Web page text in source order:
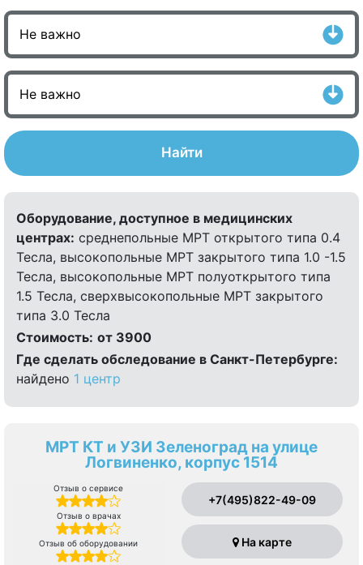
Найти
Оборудование, доступное в медицинских
центрах: среднепольные МРТ открытого типа 0.4
Тесла, высокопольные МРТ закрытого типа 1.0 -1.5
Тесла, высокопольные МРТ полуоткрытого типа
1.5 Тесла, сверхвысокопольные МРТ закрытого
типа 3.0 Тесла
Стоимость: от 3900
Где сделать обследование в Санкт-Петербурге:
найдено 1 центр
МРТ КТ и УЗИ Зеленоград на улице
Логвиненко, корпус 1514
Отзыв о сервисе
Отзыв о врачах
Отзыв об оборудовании
+7(495)822-49-09
На карте